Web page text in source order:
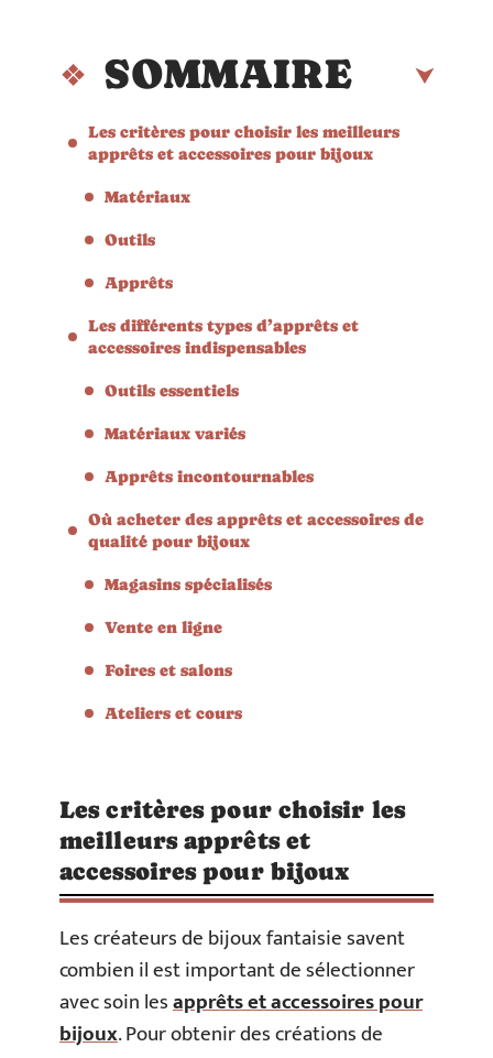
SOMMAIRE
Les critères pour choisir les meilleurs
apprêts et accessoires pour bijoux
Matériaux
Outils
Apprêts
Les différents types d’apprêts et
accessoires indispensables
Outils essentiels
Matériaux variés
Apprêts incontournables
Où acheter des apprêts et accessoires de
qualité pour bijoux
Magasins spécialisés
Vente en ligne
Foires et salons
Ateliers et cours
Les critères pour choisir les
meilleurs apprêts et
accessoires pour bijoux
Les créateurs de bijoux fantaisie savent
combien il est important de sélectionner
avec soin lesapprêts et accessoires pour
bijoux. Pour obtenir des créations de